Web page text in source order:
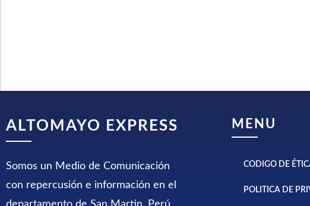
ALTOMAYO EXPRESS
Somos un Medio de Comunicación
con repercusión e información en el
MENU
CODIGO DE
POLITICA DE